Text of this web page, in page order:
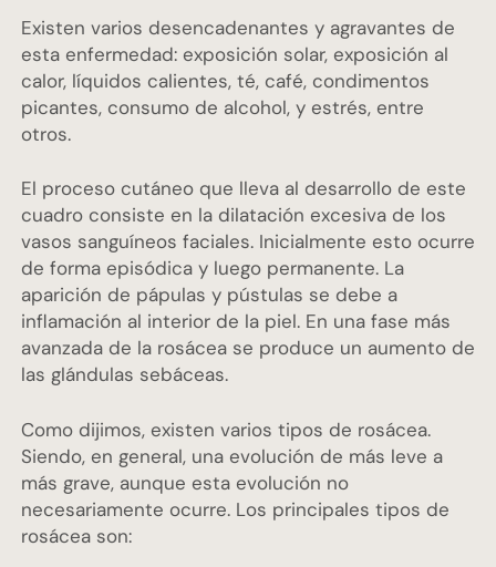
Existen varios desencadenantes y agravantes de
esta enfermedad: exposición solar, exposición al
calor, líquidos calientes, té, café, condimentos
picantes, consumo de alcohol, y estrés, entre
otros.
El proceso cutáneo que lleva al desarrollo de este
cuadro consiste en la dilatación excesiva de los
vasos sanguíneos faciales. Inicialmente esto ocurre
de forma episódica y luego permanente. La
aparición de pápulas y pústulas se debe a
inflamación al interior de la piel. En una fase más
avanzada de la rosácea se produce un aumento de
las glándulas sebáceas.
Como dijimos, existen varios tipos de rosácea.
Siendo, en general, una evolución de más leve a
más grave, aunque esta evolución no
necesariamente ocurre. Los principales tipos de
rosácea son: